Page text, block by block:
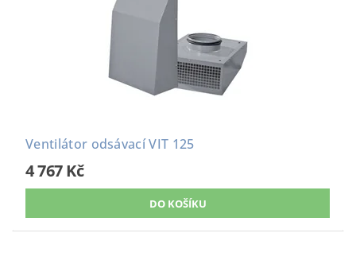
Ventilátor odsávací VIT 125
4 767 Kč